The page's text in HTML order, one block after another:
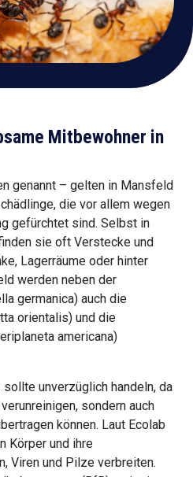
Mitbewohner in
genannt – gelten in Mansfeld
die vor allem wegen
gefürchtet sind. Selbst in
sie oft Verstecke und
Lagerräume oder hinter
werden neben der
germanica) auch die
orientalis) und die
americana)
unverzüglich handeln, da
sondern auch
können. Laut Ecolab
Körper und ihre
Viren und Pilze verbreiten.